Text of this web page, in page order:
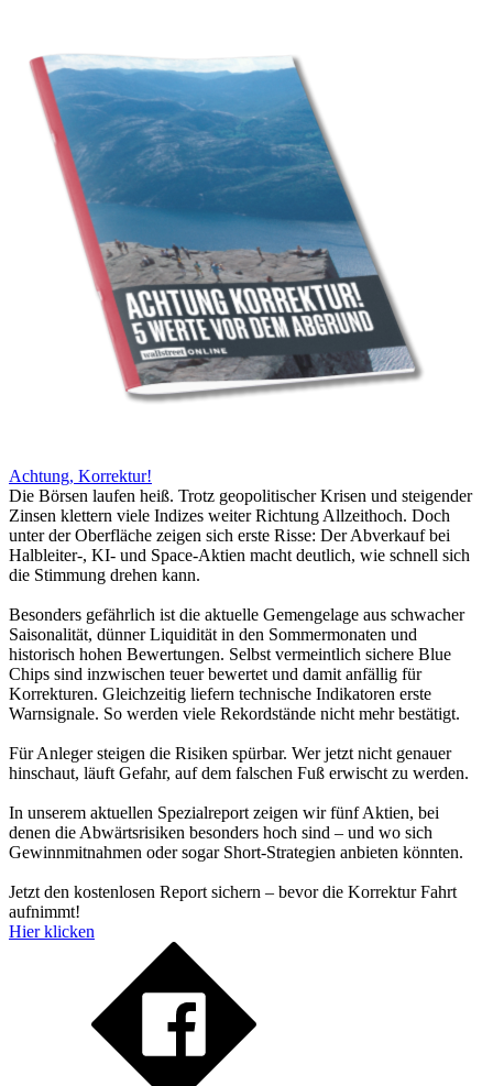
Achtung, Korrektur!
Die Börsen laufen heiß. Trotz geopolitischer Krisen und steigender
Zinsen klettern viele Indizes weiter Richtung Allzeithoch. Doch
unter der Oberfläche zeigen sich erste Risse: Der Abverkauf bei
Halbleiter-, KI- und Space-Aktien macht deutlich, wie schnell sich
die Stimmung drehen kann.
Besonders gefährlich ist die aktuelle Gemengelage aus schwacher
Saisonalität, dünner Liquidität in den Sommermonaten und
historisch hohen Bewertungen. Selbst vermeintlich sichere Blue
Chips sind inzwischen teuer bewertet und damit anfällig für
Korrekturen. Gleichzeitig liefern technische Indikatoren erste
Warnsignale. So werden viele Rekordstände nicht mehr bestätigt.
Für Anleger steigen die Risiken spürbar. Wer jetzt nicht genauer
hinschaut, läuft Gefahr, auf dem falschen Fuß erwischt zu werden.
In unserem aktuellen Spezialreport zeigen wir fünf Aktien, bei
denen die Abwärtsrisiken besonders hoch sind – und wo sich
Gewinnmitnahmen oder sogar Short-Strategien anbieten könnten.
Jetzt den kostenlosen Report sichern – bevor die Korrektur Fahrt
aufnimmt!
Hier klicken